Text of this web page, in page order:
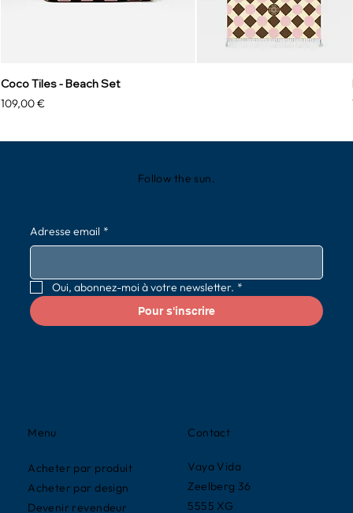
Coco Tiles - Beach Set
Prix
109,00 €
Contact
Vaya Vida
Zeelberg 36
5555 XG
Menu
Acheter par produit
Acheter par design
Devenir revendeur
Follow the sun.
Adresse email *
Oui, abonnez-moi à votre newsletter. *
Pour s'inscrire